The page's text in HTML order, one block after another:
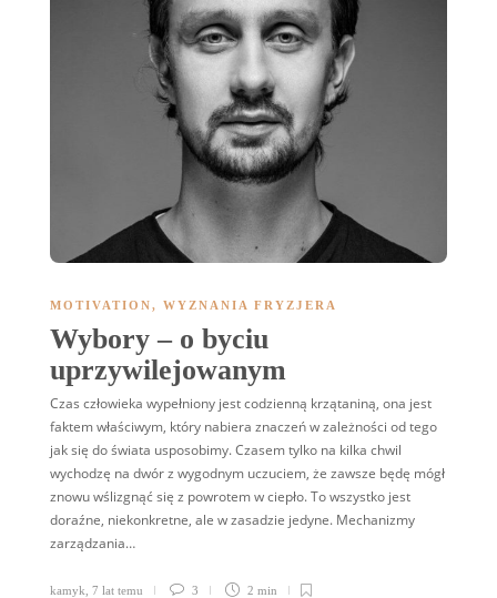
MOTIVATION, WYZNANIA FRYZJERA
Wybory – o byciu
uprzywilejowanym
Czas człowieka wypełniony jest codzienną krzątaniną, ona jest
faktem właściwym, który nabiera znaczeń w zależności od tego
jak się do świata usposobimy. Czasem tylko na kilka chwil
wychodzę na dwór z wygodnym uczuciem, że zawsze będę mógł
znowu wślizgnąć się z powrotem w ciepło. To wszystko jest
doraźne, niekonkretne, ale w zasadzie jedyne. Mechanizmy
zarządzania…
kamyk 7 lat temu 3 2 min